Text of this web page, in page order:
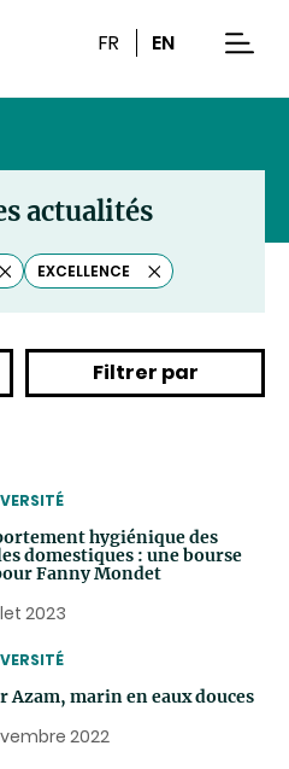
FR EN
actualités
EXCELLENCE
Effacer
Filtrer par
hygiénique des
domestiques : une bourse
Fanny Mondet
2023
Azam, marin en eaux douces
2022